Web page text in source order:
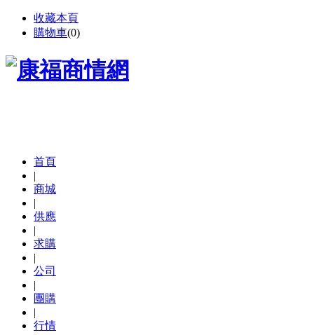
收藏本頁
購物車(0)
首頁
|
商城
|
供應
|
求購
|
公司
|
團購
|
行情